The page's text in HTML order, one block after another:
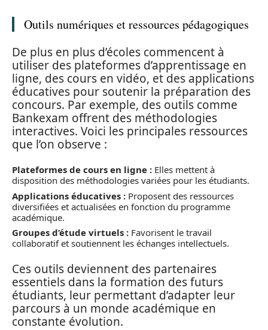
Outils numériques et ressources pédagogiques
De plus en plus d’écoles commencent à
utiliser des plateformes d’apprentissage en
ligne, des cours en vidéo, et des applications
éducatives pour soutenir la préparation des
concours. Par exemple, des outils comme
Bankexam offrent des méthodologies
interactives. Voici les principales ressources
que l’on observe :
Plateformes de cours en ligne : Elles mettent à
disposition des méthodologies variées pour les étudiants.
Applications éducatives : Proposent des ressources
diversifiées et actualisées en fonction du programme
académique.
Groupes d’étude virtuels : Favorisent le travail
collaboratif et soutiennent les échanges intellectuels.
Ces outils deviennent des partenaires
essentiels dans la formation des futurs
étudiants, leur permettant d’adapter leur
parcours à un monde académique en
constante évolution.